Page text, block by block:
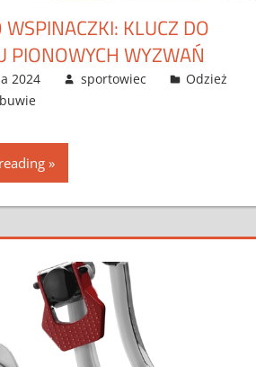
KLUCZ DO
PIONOWYCH WYZWAŃ
2024 sportowiec
Odzież